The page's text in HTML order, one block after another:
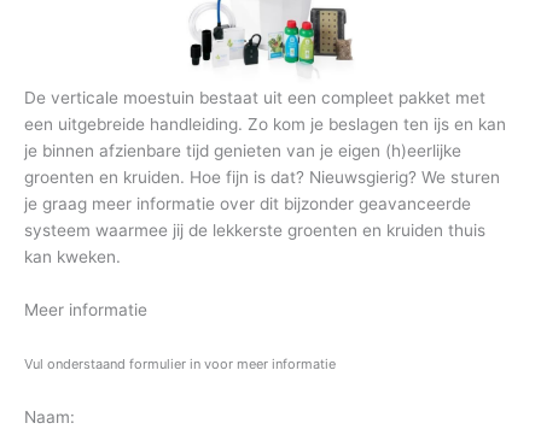
De verticale moestuin bestaat uit een compleet pakket met
een uitgebreide handleiding. Zo kom je beslagen ten ijs en kan
je binnen afzienbare tijd genieten van je eigen (h)eerlijke
groenten en kruiden. Hoe fijn is dat? Nieuwsgierig? We sturen
je graag meer informatie over dit bijzonder geavanceerde
systeem waarmee jij de lekkerste groenten en kruiden thuis
kan kweken.
Meer informatie
Vul onderstaand formulier in voor meer informatie
Naam: